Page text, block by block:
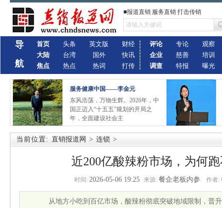
■报道直销 服务直销 打击传销
导
航
首页
大陆
焦点
头条
台湾
热点
英文版
国外
热词
财经
快讯
打传
评论
企业
调查
专论
慈善
特报
观察
培训
曝光
服务健康中国——李金元
东风浩荡，万物生辉。2026年，中
国正迈入“十五五”规划的开局之
年，全面建设社会主
当前位置: 直销报道网 > 连锁 >
近200亿酸辣粉市场，为何
时间: 2026-05-06 19:25 来源: 餐企老板内参 作者:
从地方小吃到百亿市场，酸辣粉彻底突破地域限制，晋